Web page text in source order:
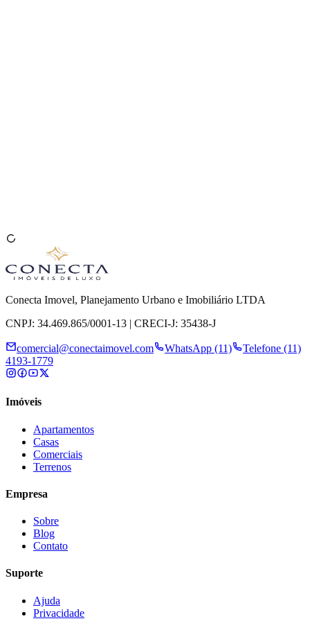
Conecta Imovel, Planejamento Urbano e Imobiliário LTDA
CNPJ: 34.469.865/0001-13 | CRECI-J: 35438-J
comercial@conectaimovel.com WhatsApp (11)
Telefone (11)
4193-1779
Imóveis
Apartamentos
Casas
Comerciais
Terrenos
Empresa
Sobre
Blog
Contato
Suporte
Ajuda
Privacidade